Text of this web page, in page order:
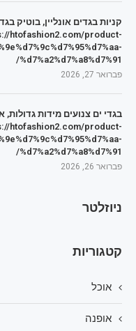
קניות בגדים אונליין, בוטיק
htofashion2.com/product-
%d7%a2%d7%a8%d7%91/
פברואר 27, 2026
בגדי ים צנועים מידות
htofashion2.com/product-
%d7%a2%d7%a8%d7%91/
פברואר 26, 2026
ניוזלטר
קטגוריות
אוכל
אופנה